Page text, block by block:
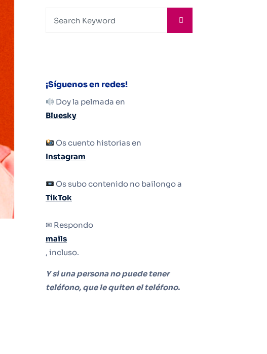
¡Síguenos en redes!
Doy la pelmada en
Bluesky
Os cuento historias en
Instagram
Os subo contenido no bailongo a
TikTok
✉ Respondo
mails
, incluso.
Y si una persona no puede tener
teléfono, que le quiten el teléfono.